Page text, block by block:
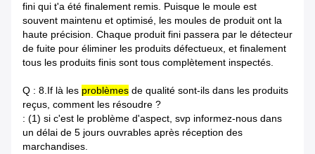
fini qui t'a été finalement remis. Puisque le moule est
souvent maintenu et optimisé, les moules de produit ont la
haute précision. Chaque produit fini passera par le détecteur
de fuite pour éliminer les produits défectueux, et finalement
tous les produits finis sont tous complètement inspectés.
Q : 8.If là les problèmes de qualité sont-ils dans les produits
reçus, comment les résoudre ?
: (1) si c'est le problème d'aspect, svp informez-nous dans
un délai de 5 jours ouvrables après réception des
marchandises.